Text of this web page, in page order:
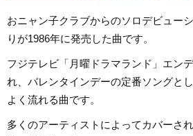
おニャン子クラブからのソロデビュー
りが1986年に発売した曲です。
フジテレビ「月曜ドラマランド」エン
れ、バレンタインデーの定番ソングと
よく流れる曲です。
多くのアーティストによってカバーさ